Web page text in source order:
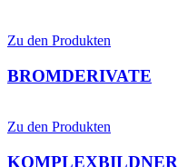
Zu den Produkten
BROMDERIVATE
Zu den Produkten
KOMPLEXBILDNER